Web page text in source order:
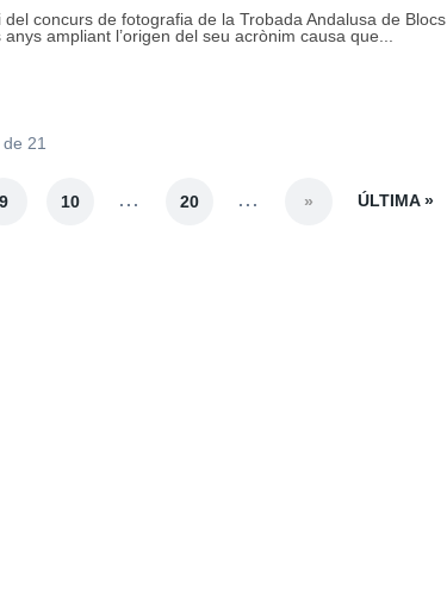
concurs de fotografia de la Trobada Andalusa de Blocs
ampliant l’origen del seu acrònim causa que...
21
9 10 ... 20 ... » ÚLTIMA »